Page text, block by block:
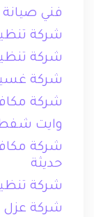
فني صيانة
شركة
شركة
شركة
شركة
وايت
شركة
حديثة
شركة
شركة عزل